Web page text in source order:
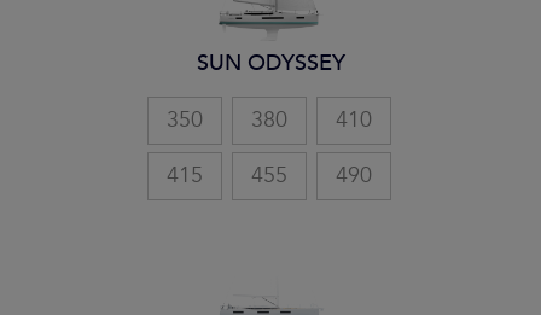
SUN ODYSSEY
350 380
410
415
455 490